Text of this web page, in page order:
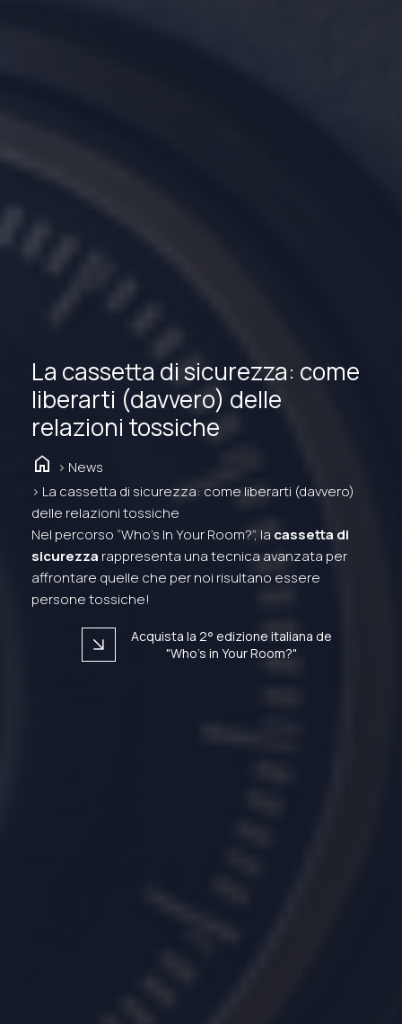
La cassetta di sicurezza: come
liberarti (davvero) delle
relazioni tossiche
home > News
> La cassetta di sicurezza: come liberarti (davvero)
delle relazioni tossiche
Nel percorso “Who’s In Your Room?”, la cassetta di
sicurezza rappresenta una tecnica avanzata per
affrontare quelle che per noi risultano essere
persone tossiche!
arrow_forward
Acquista la 2° edizione italiana de
"Who's in Your Room?"